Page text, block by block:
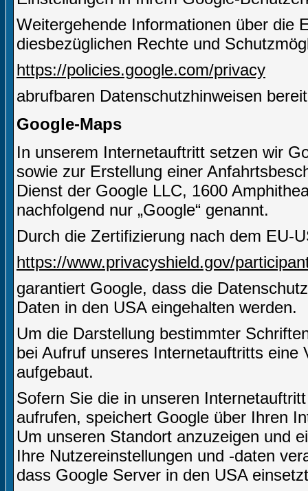
Weitergehende Informationen über die
diesbezüglichen Rechte und
https://policies.google.com/privacy
abrufbaren Datenschutzhinweisen
Google-Maps
In unserem Internetauftritt setzen wir
sowie zur Erstellung einer
Dienst der Google LLC, 1600
nachfolgend nur „Google“ genannt.
Durch die Zertifizierung nach dem EU-
https://www.privacyshield.gov/
garantiert Google, dass die
Daten in den USA eingehalten werden.
Um die Darstellung bestimmter
bei Aufruf unseres Internetauftritts eine
aufgebaut.
Sofern Sie die in unseren
aufrufen, speichert Google über Ihren
Um unseren Standort anzuzeigen und
Ihre Nutzereinstellungen und -daten
dass Google Server in den USA